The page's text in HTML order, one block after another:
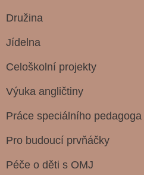
Družina
Jídelna
Celoškolní projekty
Výuka angličtiny
Práce speciálního pedagoga
Pro budoucí prvňáčky
Péče o děti s OMJ